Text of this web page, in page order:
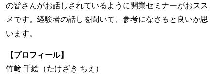
の皆さんがお話しされているように開業セミナーがおスス
メです。経験者の話しを聞いて、参考になさると良いか思
います。
【プロフィール】
竹﨑 千絵（たけざき ちえ）